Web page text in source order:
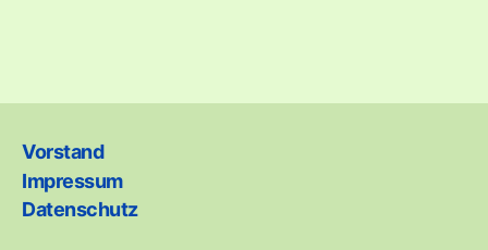
Vorstand
Impressum
Datenschutz